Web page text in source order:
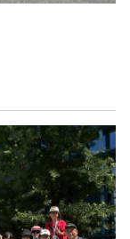
，畢業生在師
圓滿完成雲端學
，典禮當日來自
學回校參與盛
團聚氛圍。此
民協會理事長的
證這一個重要里